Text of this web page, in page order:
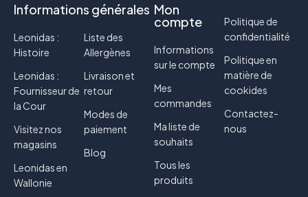
Informations générales
Leonidas :
Histoire
Leonidas :
Fournisseur de
la Cour
Visitez nos
magasins
Leonidas en
Wallonie
Liste des
Allergènes
Livraison et
retour
Modes de
paiement
Blog
Mon
compte
Informations
sur le compte
Mes
commandes
Ma liste de
souhaits
Tous les
produits
Politique de
confidentialité
Politique en
matière de
cookides
Contactez-
nous